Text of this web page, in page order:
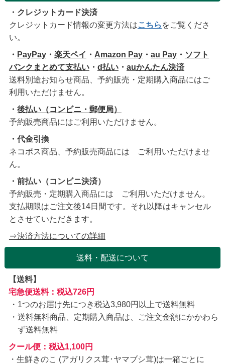
・クレジットカード決済
クレジットカード情報の変更方法はこちら をご覧くださ
い。
・ PayPay・ 楽天ペイ ・ Amazon Pay・ au Pay・ ソフト
バンクまとめて支払い・ d払い・ auかんたん決済
送料別途お知らせ商品、予約販売・定期購入商品にはご
利用いただけません。
・ 後払い（コンビニ・郵便局）
予約販売商品にはご利用いただけません。
・代金引換
ネコポス商品、予約販売商品には ご利用いただけませ
ん。
・前払い（コンビニ決済）
予約販売・定期購入商品には ご利用いただけません。
支払期限はご注文後14日間です。それ以降はキャンセル
とさせていただきます。
⇒決済方法についての詳細
送料・配送について
【送料】
宅急便送料：税込726円
1つのお届け先につき税込3,980円以上で送料無料
送料無料商品、定期購入商品は、ご注文金額にかかわら
ず送料無料
クール便：税込1,100円
・生鮮きのこ (アガリクス茸･ヤマブシ茸)は一箱ごとに